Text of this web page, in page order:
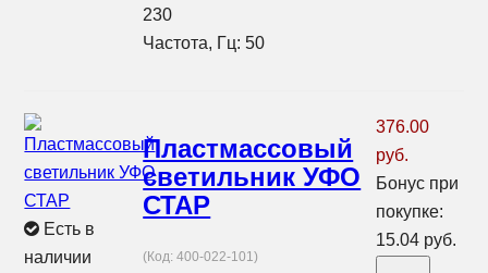
230
Частота, Гц: 50
Есть в
наличии
Пластмассовый
светильник УФО
СТАР
(Код:400-022-101)
376.00
руб.
Бонус при
покупке:
15.04 руб.